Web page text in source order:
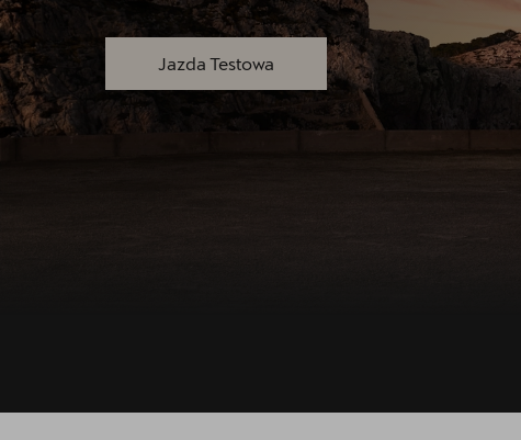
Akcesoria CUPRA
Cenniki
O nas | POL-CAR
Jazda Testowa